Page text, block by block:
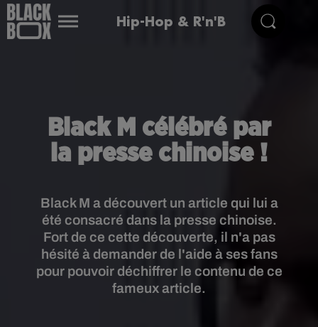
Hip-Hop & R'n'B
Black M célébré par
la presse chinoise !
Black M a découvert un article qui lui a
été consacré dans la presse chinoise.
Fort de ce cette découverte, il n'a pas
hésité à demander de l'aide à ses fans
pour pouvoir déchiffrer le contenu de ce
fameux article.